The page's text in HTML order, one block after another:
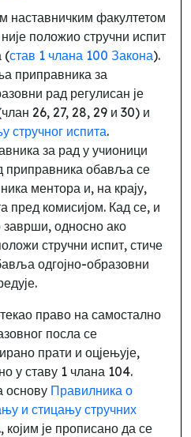
наставничким факултетом
положио стручни испит
(став 1 члана 100 Закона).
приправника за
рад регулисан је
26, 27, 28, 29 и 30) и
стручног испита.
за рад у учионици
приправника обавља се
ментора и, на крају,
пред комисијом. Кад се, и
заврши, односно ако
стручни испит, стиче
одгојно-образовни
право на самостално
посла се
прати и оцјењује,
у ставу 1 члана 104.
основу Правилника о
и стицању стручних
којим је прописано да се